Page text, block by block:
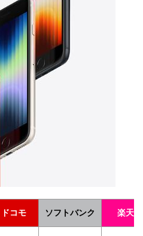
ドコモ ソフトバンク 楽天